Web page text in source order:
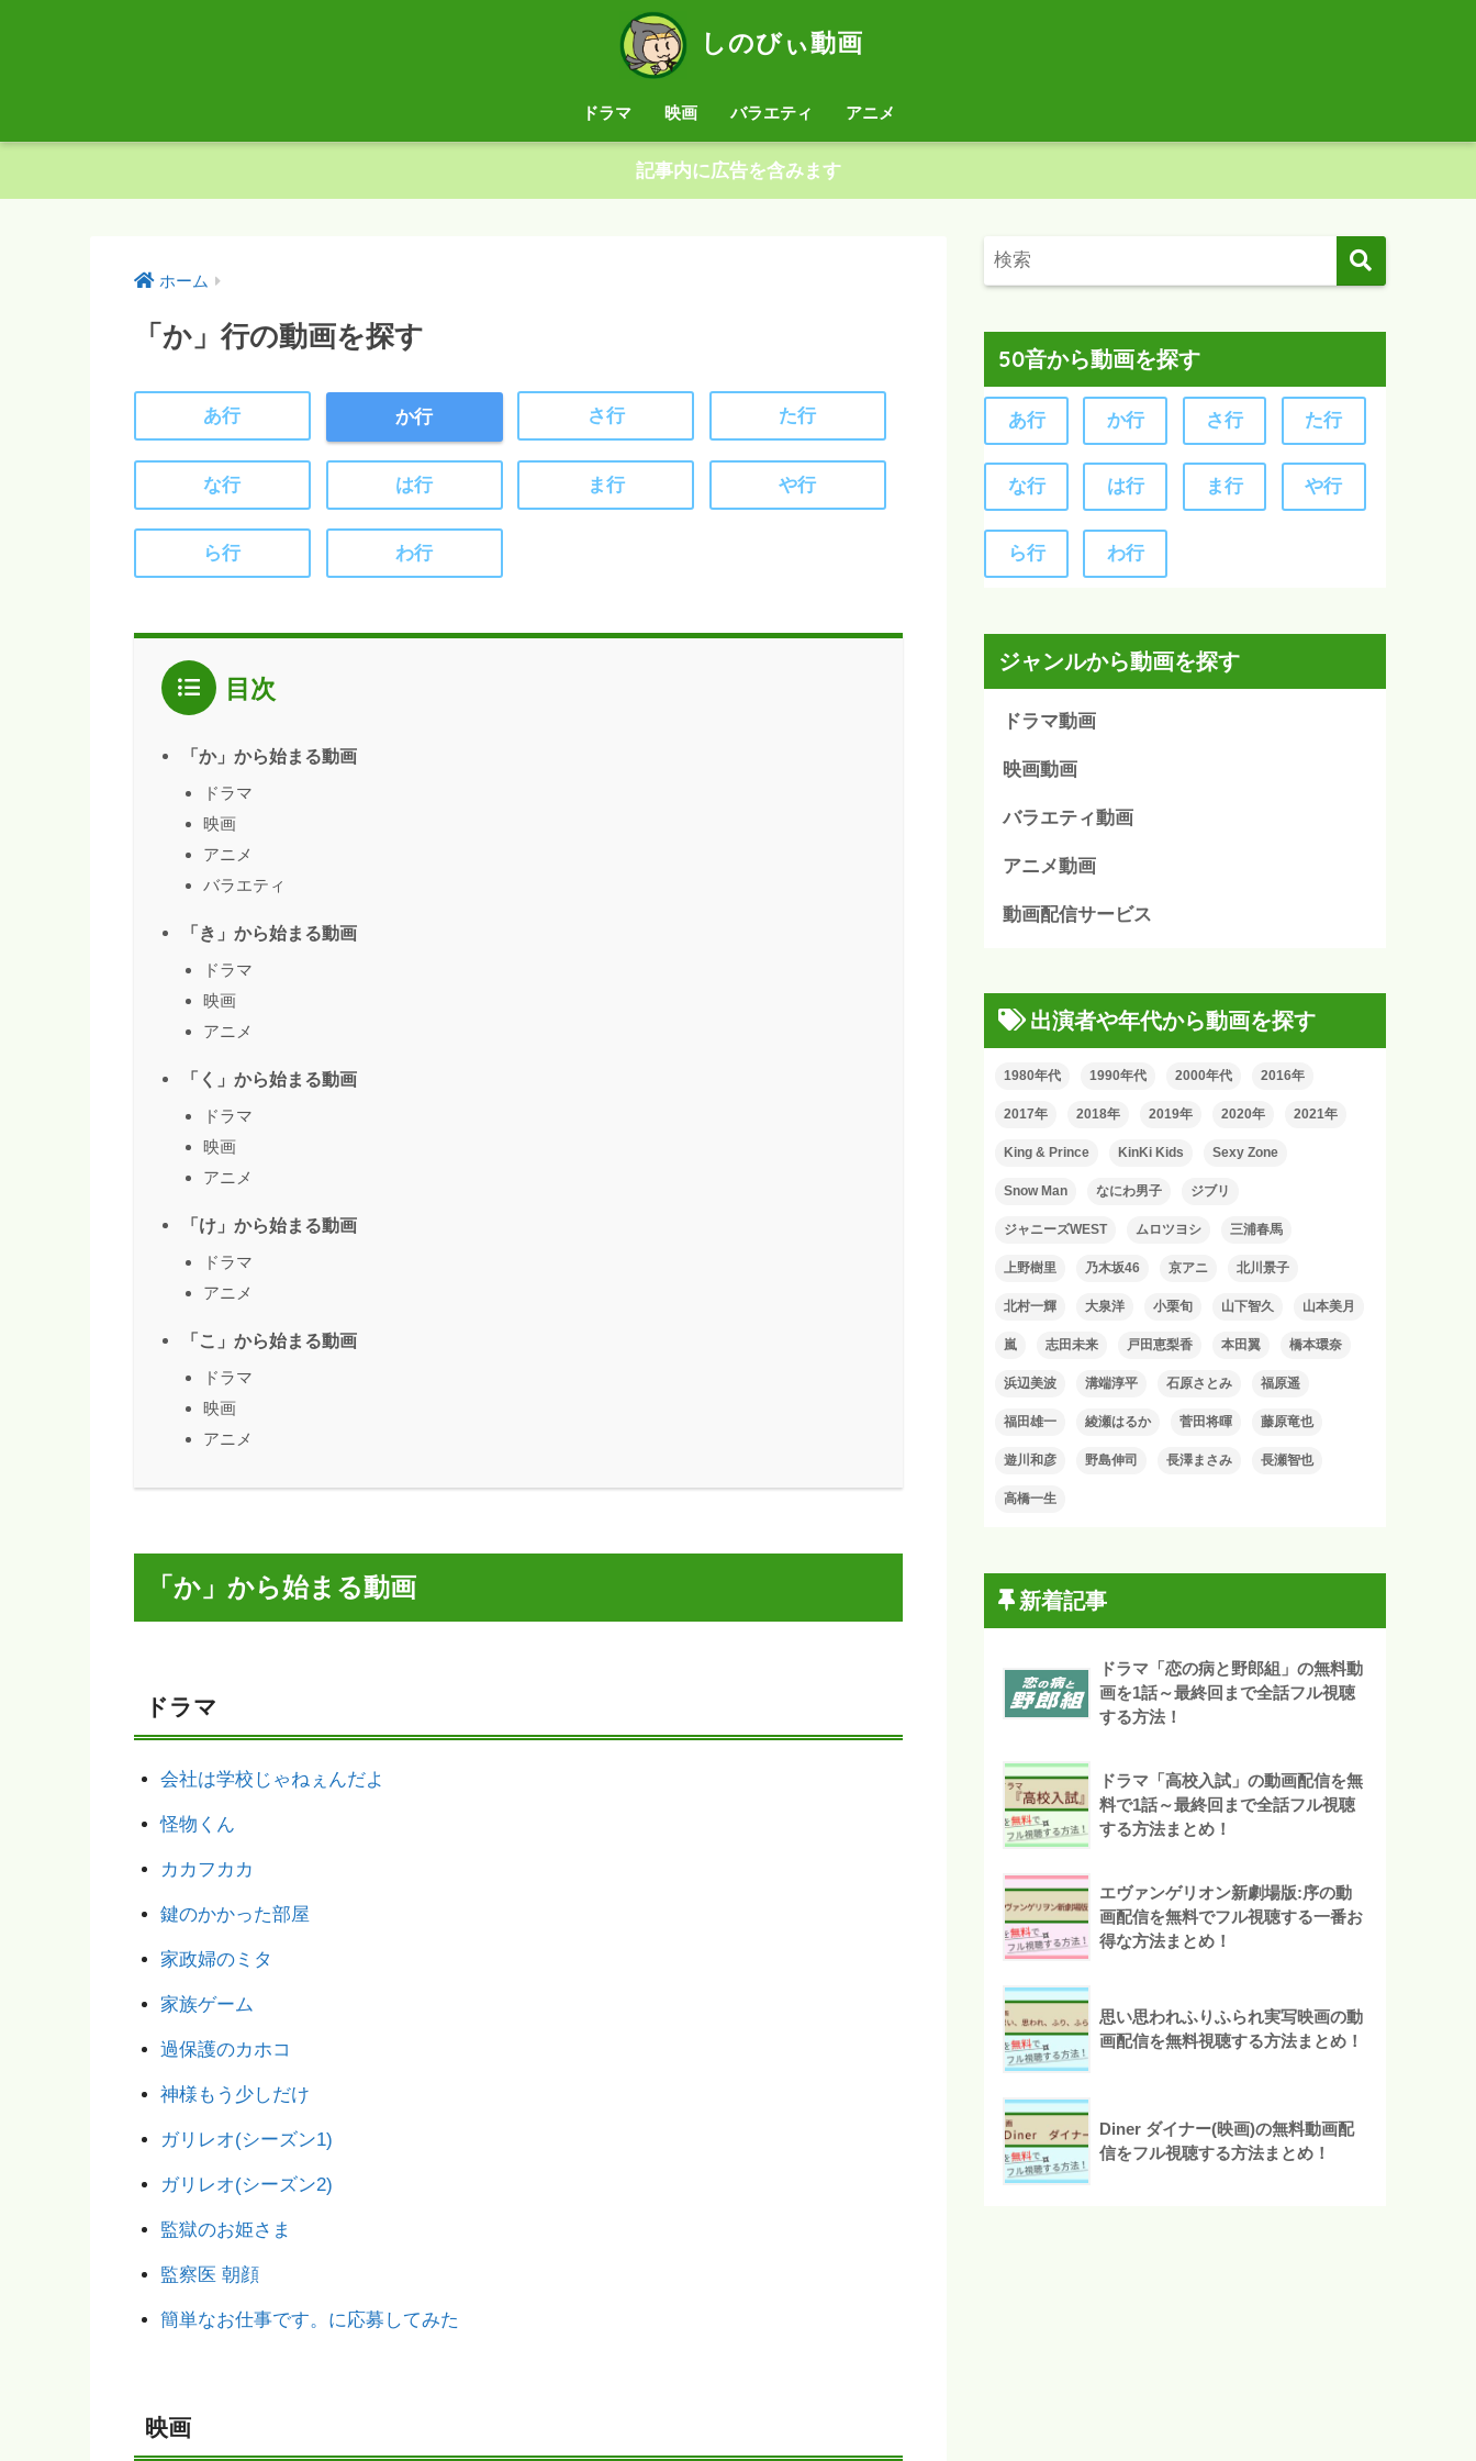
しのびぃ動画
ドラマ 映画 バラエティ アニメ
記事内に広告を含みます
ホーム
「か」行の動画を探す
あ行 か行 さ行 た行
な行 は行 ま行 や行
ら行 わ行
目次
「か」から始まる動画
ドラマ
映画
アニメ
バラエティ
「き」から始まる動画
ドラマ
映画
アニメ
「く」から始まる動画
ドラマ
映画
アニメ
「け」から始まる動画
ドラマ
アニメ
「こ」から始まる動画
ドラマ
映画
アニメ
「か」から始まる動画
ドラマ
会社は学校じゃねぇんだよ
怪物くん
カカフカカ
鍵のかかった部屋
家政婦のミタ
家族ゲーム
過保護のカホコ
神様もう少しだけ
ガリレオ(シーズン1)
ガリレオ(シーズン2)
監獄のお姫さま
監察医 朝顔
簡単なお仕事です。に応募してみた
映画
50音から動画を探す
あ行 か行 さ行 た行
な行 は行 ま行 や行
ら行 わ行
ジャンルから動画を探す
ドラマ動画
映画動画
バラエティ動画
アニメ動画
動画配信サービス
出演者や年代から動画を探す
1980年代 1990年代 2000年代 2016年
2017年 2018年 2019年 2020年 2021年
King & Prince KinKi Kids Sexy Zone
Snow Man なにわ男子 ジブリ
ジャニーズWEST ムロツヨシ 三浦春馬
上野樹里 乃木坂46 京アニ 北川景子
北村一輝 大泉洋 小栗旬 山下智久 山本美月
嵐 志田未来 戸田恵梨香 本田翼 橋本環奈
浜辺美波 溝端淳平 石原さとみ 福原遥
福田雄一 綾瀬はるか 菅田将暉 藤原竜也
遊川和彦 野島伸司 長澤まさみ 長瀬智也
高橋一生
新着記事
ドラマ「恋の病と野郎組」の無料動
画を1話～最終回まで全話フル視聴
する方法！
ドラマ「高校入試」の動画配信を無
料で1話～最終回まで全話フル視聴
する方法まとめ！
エヴァンゲリオン新劇場版:序の動
画配信を無料でフル視聴する一番お
得な方法まとめ！
思い思われふりふられ実写映画の動
画配信を無料視聴する方法まとめ！
Diner ダイナー(映画)の無料動画配
信をフル視聴する方法まとめ！